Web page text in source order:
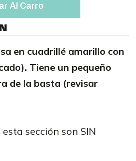
Al Carro
en cuadrillé amarillo con
Tiene un pequeño
de la basta (revisar
sección son SIN